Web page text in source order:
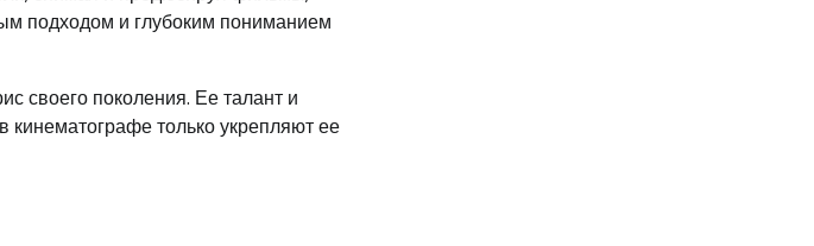
подходом и глубоким пониманием
своего поколения. Ее талант и
кинематографе только укрепляют ее